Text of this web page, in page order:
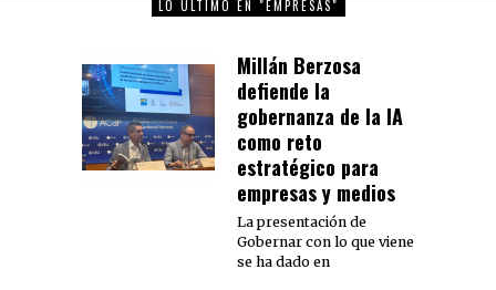
LO ÚLTIMO EN "EMPRESAS"
Millán Berzosa
defiende la
gobernanza de la IA
como reto
estratégico para
empresas y medios
La presentación de
Gobernar con lo que viene
se ha dado en